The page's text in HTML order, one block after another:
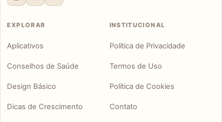
EXPLORAR
Aplicativos
Conselhos de Saúde
Design Básico
Dicas de Crescimento
INSTITUCIONAL
Política de Privacidade
Termos de Uso
Política de Cookies
Contato